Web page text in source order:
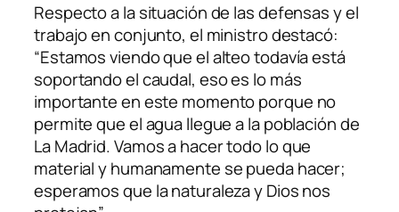
Respecto a la situación de las defensas y el
trabajo en conjunto, el ministro destacó:
“Estamos viendo que el alteo todavía está
soportando el caudal, eso es lo más
importante en este momento porque no
permite que el agua llegue a la población de
La Madrid. Vamos a hacer todo lo que
material y humanamente se pueda hacer;
esperamos que la naturaleza y Dios nos